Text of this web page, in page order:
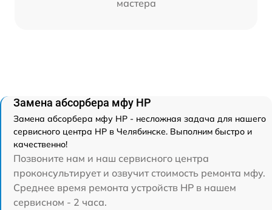
мастера
Замена абсорбера мфу HP
Замена абсорбера мфу HP - несложная задача для нашего
сервисного центра HP в Челябинске. Выполним быстро и
качественно!
Позвоните нам и наш сервисного центра
проконсультирует и озвучит стоимость ремонта мфу.
Среднее время ремонта устройств HP в нашем
сервисном - 2 часа.